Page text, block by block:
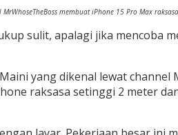
membuat iPhone 15 Pro Max
sulit, apalagi jika mencoba
yang dikenal lewat
raksasa setinggi 2 meter